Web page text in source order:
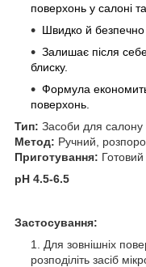
поверхонь у салоні та
Швидко й безпечно
Залишає після
блиску.
Формула економить
поверхонь.
Тип: Засоби для салону
Метод: Ручний,
Приготування:
pH 4.5-6.5
Застосування:
Для зовнішніх
розподіліть засіб